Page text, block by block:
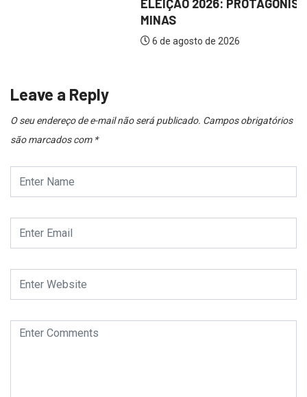
ELEIÇÃO 2026: PROTAGONISMO DO NORTE DE
Leave a Reply
O seu endereço de e-mail não será publicado. Campos obrigatórios
são marcados com *